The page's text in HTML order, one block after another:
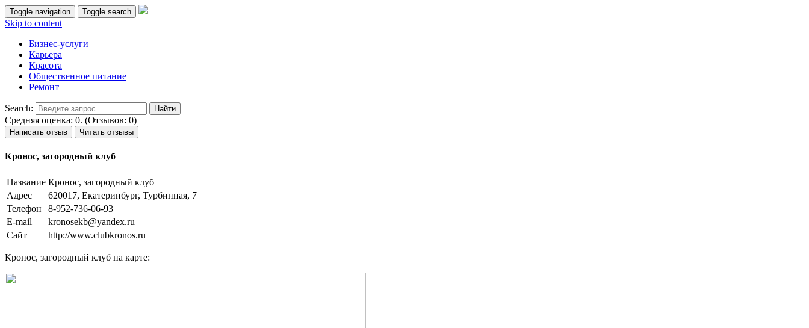
Toggle navigation Toggle search
Skip to content
Бизнес-услуги
Карьера
Красота
Общественное питание
Ремонт
Search:
Средняя оценка: 0. (Отзывов: 0)
Написать отзыв Читать отзывы
Кронос, загородный клуб
Название Кронос, загородный клуб
Адрес
620017, Екатеринбург, Турбинная, 7
Телефон
8-952-736-06-93
E-mail
kronosekb@yandex.ru
Сайт
http://www.clubkronos.ru
Кронос, загородный клуб на карте: